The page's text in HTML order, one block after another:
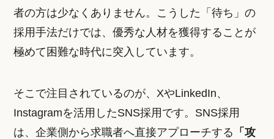
者の方は少なくありません。こうした「待ち」の
採用手法だけでは、優秀な人材を獲得することが
極めて困難な時代に突入しています。
そこで注目されているのが、XやLinkedIn、
Instagramを活用したSNS採用です。SNS採用
は、企業側から求職者へ直接アプローチする 「攻